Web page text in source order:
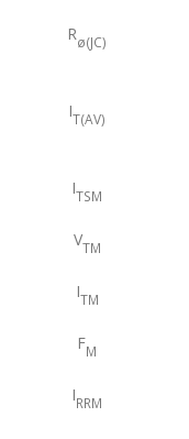
Rø(JC)
IT(AV)
ITSM
VTM
ITM
FM
IRRM